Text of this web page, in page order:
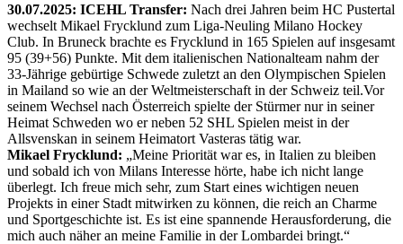
30.07.2025: ICEHL Transfer: Nach drei Jahren beim HC Pustertal
wechselt Mikael Frycklund zum Liga-Neuling Milano Hockey
Club. In Bruneck brachte es Frycklund in 165 Spielen auf insgesamt
95 (39+56) Punkte. Mit dem italienischen Nationalteam nahm der
33-Jährige gebürtige Schwede zuletzt an den Olympischen Spielen
in Mailand so wie an der Weltmeisterschaft in der Schweiz teil.Vor
seinem Wechsel nach Österreich spielte der Stürmer nur in seiner
Heimat Schweden wo er neben 52 SHL Spielen meist in der
Allsvenskan in seinem Heimatort Vasteras tätig war.
Mikael Frycklund: „Meine Priorität war es, in Italien zu bleiben
und sobald ich von Milans Interesse hörte, habe ich nicht lange
überlegt. Ich freue mich sehr, zum Start eines wichtigen neuen
Projekts in einer Stadt mitwirken zu können, die reich an Charme
und Sportgeschichte ist. Es ist eine spannende Herausforderung, die
mich auch näher an meine Familie in der Lombardei bringt.“